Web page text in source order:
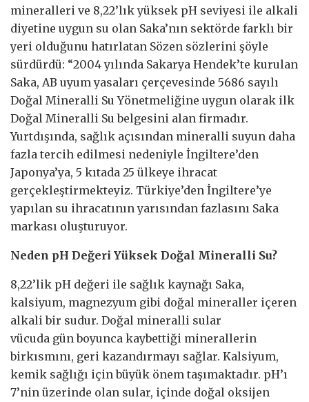
mineralleri ve 8,22’lık yüksek pH seviyesi ile alkali
diyetine uygun su olan Saka’nın sektörde farklı bir
yeri olduğunu hatırlatan Sözen sözlerini şöyle
sürdürdü: “2004 yılında Sakarya Hendek’te kurulan
Saka, AB uyum yasaları çerçevesinde 5686 sayılı
Doğal Mineralli Su Yönetmeliğine uygun olarak ilk
Doğal Mineralli Su belgesini alan firmadır.
Yurtdışında, sağlık açısından mineralli suyun daha
fazla tercih edilmesi nedeniyle İngiltere’den
Japonya’ya, 5 kıtada 25 ülkeye ihracat
gerçekleştirmekteyiz. Türkiye’den İngiltere’ye
yapılan su ihracatının yarısından fazlasını Saka
markası oluşturuyor.
Neden pH Değeri Yüksek Doğal Mineralli Su?
8,22’lik pH değeri ile sağlık kaynağı Saka,
kalsiyum, magnezyum gibi doğal mineraller içeren
alkali bir sudur. Doğal mineralli sular
vücuda gün boyunca kaybettiği minerallerin
birkısmını, geri kazandırmayı sağlar. Kalsiyum,
kemik sağlığı için büyük önem taşımaktadır. pH’ı
7’nin üzerinde olan sular, içinde doğal oksijen